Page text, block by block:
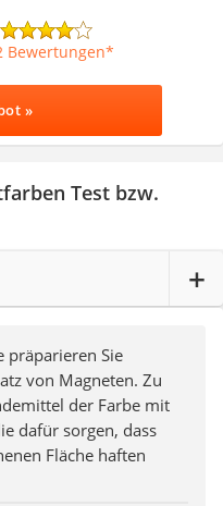
Bewertungen
»
Test bzw.
präparieren Sie
von Magneten. Zu
der Farbe mit
dafür sorgen, dass
Fläche haften